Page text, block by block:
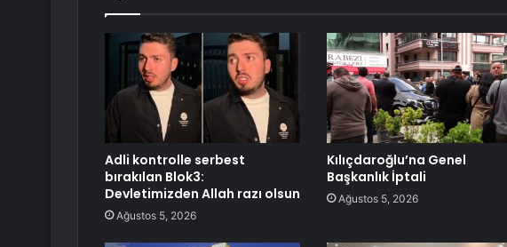
Adli kontrolle serbest
bırakılan Blok3:
Devletimizden Allah razı olsun
Ağustos 5, 2026
Kılıçdaroğlu’na Genel
Başkanlık İptali
Ağustos 5, 2026